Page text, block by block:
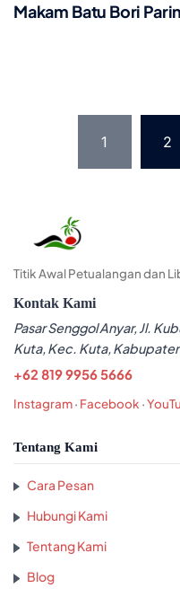
Makam Batu Bori
pagination
1 2
Titik Awal Petualangan dan
Kontak Kami
Pasar Senggol Anyar, Jl.
Kuta, Kec. Kuta,
+62 819 9956 5666
Instagram· Facebook ·
Tentang Kami
Cara Pesan
Hubungi Kami
Tentang Kami
Blog